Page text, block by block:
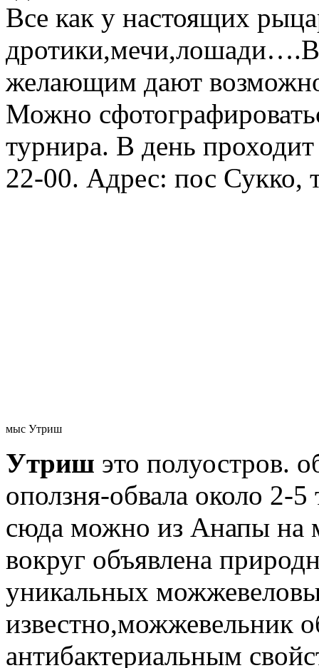
Все как у настоящих
дротики,мечи,лошади….В
желающим дают
Можно
турнира. В день
22-00. Адрес: пос Сукко,
мыс Утриш
Утриш это полуостров.
оползня-обвала около 2-
сюда можно из Анапы на
вокруг объявлена
уникальных
известно,можжевельник
антибактериальным